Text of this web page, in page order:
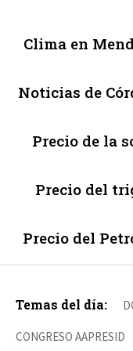
Clima en
Noticias de
Precio de la
Precio del
Precio del
Temas del día:
CONGRESO AAPRESID